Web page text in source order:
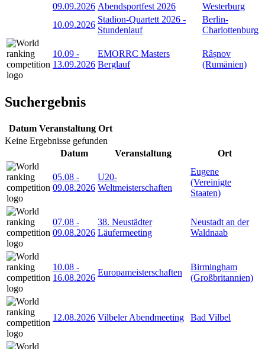
09.09.2026 Abendsportfest 2026
Westerburg
10.09.2026
Stadion-Quartett 2026 -
Stundenlauf
Berlin-
Charlottenburg
10.09 -
13.09.2026
EMORRC Masters
Berglauf
Râșnov
(Rumänien)
Suchergebnis
Datum Veranstaltung Ort
Keine Ergebnisse gefunden
Datum
Veranstaltung Ort
05.08 -
09.08.2026
U20-
Weltmeisterschaften
Eugene
(Vereinigte
Staaten)
07.08 -
09.08.2026
38. Neustädter
Läufermeeting
Neustadt an der
Waldnaab
10.08 -
16.08.2026
Europameisterschaften
Birmingham
(Großbritannien)
12.08.2026 Vilbeler Abendmeeting Bad Vilbel